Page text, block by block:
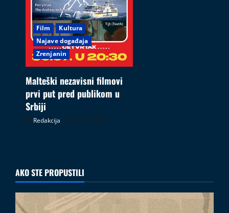
Film
Kultura
Najave događaja
Zrenjanin
Malteški nezavisni filmovi
prvi put pred publikom u
Srbiji
Redakcija 26.07.2026
AKO STE PROPUSTILI